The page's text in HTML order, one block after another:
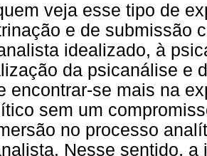
veja esse tipo de
e de submissão
idealizado, à
da psicanálise e
encontrar-se mais na
sem um
no processo
Nesse sentido,